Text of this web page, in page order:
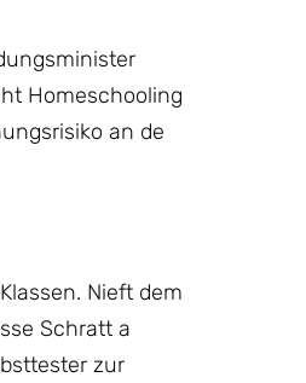
Homeschooling
an de
Nieft dem
Schratt a
zur